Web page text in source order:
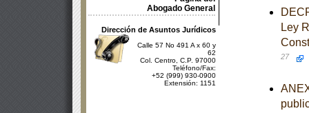
Abogado General
Dirección de Asuntos Jurídicos
Calle 57 No 491 A x 60 y
62
Col. Centro, C.P. 97000
Teléfono/Fax:
+52 (999) 930-0900
Extensión: 1151
Ley
27